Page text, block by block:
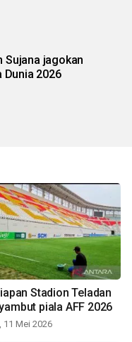
Sujana jagokan
Dunia 2026
Stadion Teladan
piala AFF 2026
11 Mei 2026